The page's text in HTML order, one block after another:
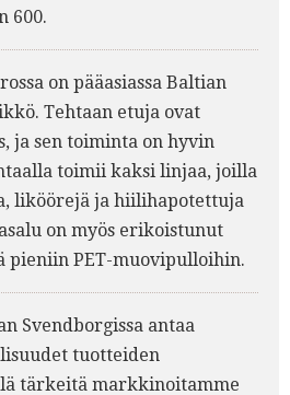
600.
on pääasiassa Baltian
Tehtaan etuja ovat
ja sen toiminta on hyvin
toimii kaksi linjaa, joilla
liköörejä ja hiilihapotettuja
on myös erikoistunut
pieniin PET-muovipulloihin.
Svendborgissa antaa
tuotteiden
tärkeitä markkinoitamme